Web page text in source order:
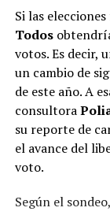
Si las
Todos
votos. Es decir,
un cambio de
de este año. A
consultora
su reporte de
el avance del
voto.
Según el